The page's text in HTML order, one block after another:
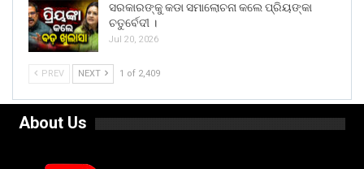
ସରକାରଙ୍କୁ କଡା ସମାଲୋଚନା କଲେ ପ୍ରିୟଙ୍କା
ଚତୁର୍ବେଦୀ ।
Jul 20, 2026
PREV NEXT 1 of 2,409
About Us